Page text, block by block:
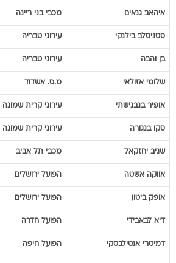
איהאב גנאים מכבי בני ריינה
סטניסלב בילנקי עירוני טבריה
בן והבה עירוני טבריה
שלומי אזולאי מ.ס. אשדוד
אופיר בנבנישתי עירוני קרית שמונה
סקו בנגורה עירוני קרית שמונה
שגיב יחזקאל מכבי תל אביב
אווקה אשטה הפועל ירושלים
אופק ביטון הפועל ירושלים
דיא לבאבידי הפועל חדרה
דמיטרי אנטילבסקי הפועל חיפה